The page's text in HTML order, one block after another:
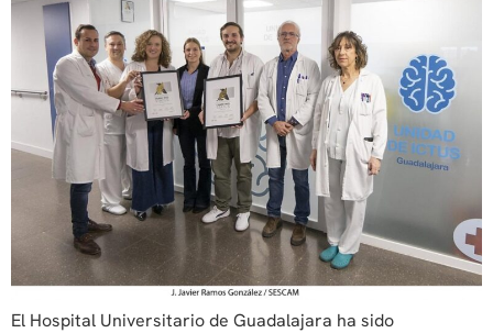
El Hospital Universitario de Guadalajara ha sido